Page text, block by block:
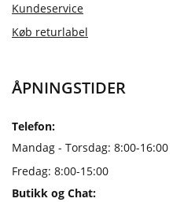
Kundeservice
Køb returlabel
ÅPNINGSTIDER
Telefon:
Mandag - Torsdag: 8:00-16:00
Fredag: 8:00-15:00
Butikk og Chat: